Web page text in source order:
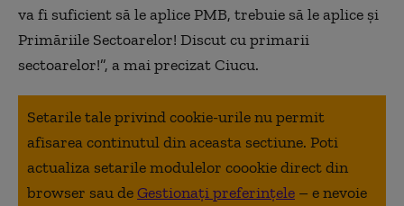
va fi suficient să le aplice PMB, trebuie să le aplice și
Primăriile Sectoarelor! Discut cu primarii
sectoarelor!”, a mai precizat Ciucu.
Setarile tale privind cookie-urile nu permit
afisarea continutul din aceasta sectiune. Poti
actualiza setarile modulelor coookie direct din
browser sau deGestionați preferințele – e nevoie